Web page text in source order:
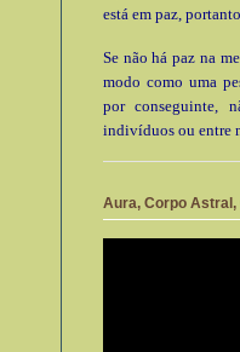
está em paz,
Se não há paz na
modo como uma
por conseguinte,
indivíduos ou entre
Aura, Corpo Astral,